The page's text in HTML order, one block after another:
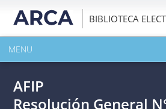
BIBLIOTECA
MENU
EXPANDIR TODO EL CONTENIDO DE LA
AFIP
Resolución General